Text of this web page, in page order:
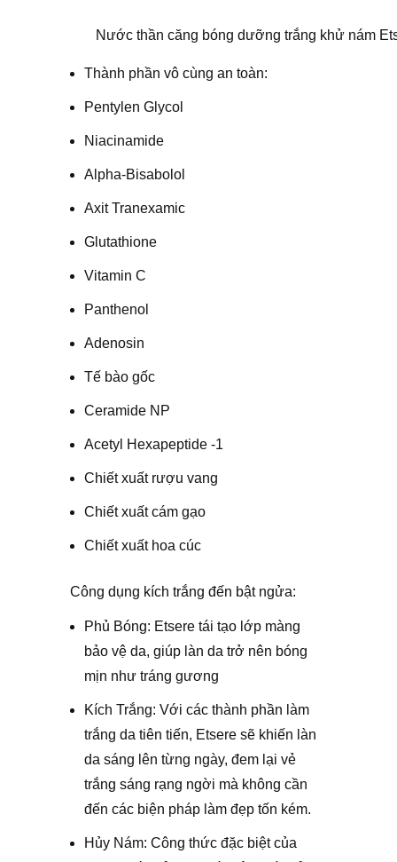
Nước thần căng bóng dưỡng trắng khử nám
Thành phần vô cùng an toàn:
Pentylen Glycol
Niacinamide
Alpha-Bisabolol
Axit Tranexamic
Glutathione
Vitamin C
Panthenol
Adenosin
Tế bào gốc
Ceramide NP
Acetyl Hexapeptide -1
Chiết xuất rượu vang
Chiết xuất cám gạo
Chiết xuất hoa cúc
Công dụng kích trắng đến bật ngửa:
Phủ Bóng: Etsere tái tạo lớp màng
bảo vệ da, giúp làn da trở nên bóng
mịn như tráng gương
Kích Trắng: Với các thành phần làm
trắng da tiên tiến, Etsere sẽ khiến làn
da sáng lên từng ngày, đem lại vẻ
trắng sáng rạng ngời mà không cần
đến các biện pháp làm đẹp tốn kém.
Hủy Nám: Công thức đặc biệt của